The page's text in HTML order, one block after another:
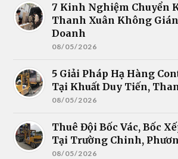
7 Kinh Nghiệm Chuyển
Thanh Xuân Không
Doanh
08/05/2026
5 Giải Pháp Hạ Hàng
Tại Khuất Duy Tiến,
08/05/2026
Thuê Đội Bốc Vác, Bốc
Tại Trường Chinh,
08/05/2026